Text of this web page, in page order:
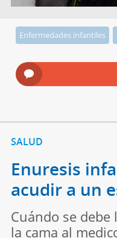
Enfermedades infantiles
SALUD
Enuresis
acudir a un
Cuándo se
la cama al